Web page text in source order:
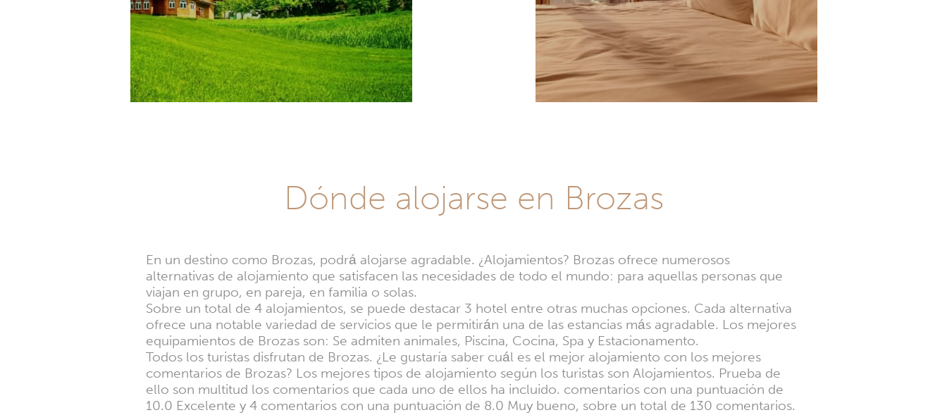
Dónde alojarse en Brozas
En un destino como Brozas, podrá alojarse agradable. ¿Alojamientos? Brozas ofrece numerosos
alternativas de alojamiento que satisfacen las necesidades de todo el mundo: para aquellas personas que
viajan en grupo, en pareja, en familia o solas.
Sobre un total de 4 alojamientos, se puede destacar 3 hotel entre otras muchas opciones. Cada alternativa
ofrece una notable variedad de servicios que le permitirán una de las estancias más agradable. Los mejores
equipamientos de Brozas son: Se admiten animales, Piscina, Cocina, Spa y Estacionamento.
Todos los turistas disfrutan de Brozas. ¿Le gustaría saber cuál es el mejor alojamiento con los mejores
comentarios de Brozas? Los mejores tipos de alojamiento según los turistas son Alojamientos. Prueba de
ello son multitud los comentarios que cada uno de ellos ha incluido. comentarios con una puntuación de
10.0 Excelente y 4 comentarios con una puntuación de 8.0 Muy bueno, sobre un total de 130 comentarios.